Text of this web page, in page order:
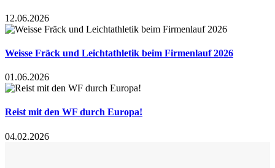
12.06.2026
Weisse Fräck und Leichtathletik beim Firmenlauf 2026
01.06.2026
Reist mit den WF durch Europa!
04.02.2026